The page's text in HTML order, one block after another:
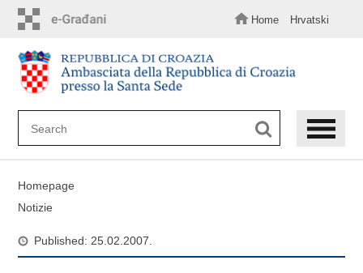
content
Home Hrvatski
Homepage
Notizie
Published: 25.02.2007.